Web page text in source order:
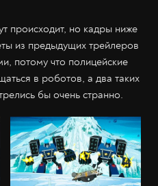
происходит, но кадры ниже
из предыдущих трейлеров
потому что полицейские
в роботов, а два таких
бы очень странно.